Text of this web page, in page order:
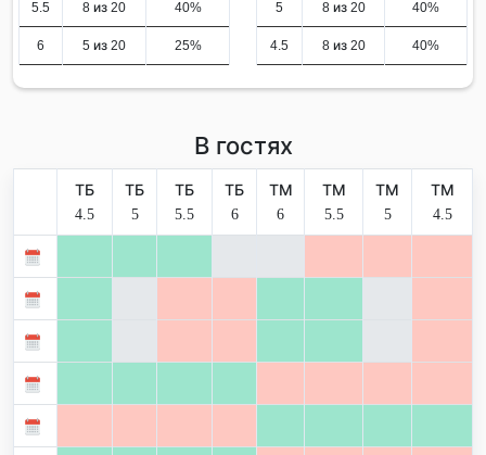
5.5 8 из 20 40%
6 5 из 20 25%
5 8 из 20 40%
4.5 8 из 20 40%
В гостях
ТБ
4.5
ТБ
5
ТБ
5.5
ТБ
6
ТМ
6
ТМ
5.5
ТМ
5
ТМ
4.5